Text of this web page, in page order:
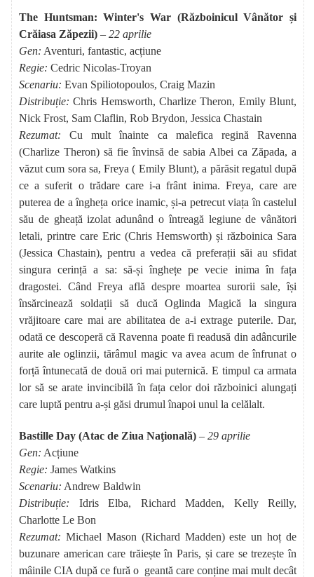
The Huntsman: Winter's War (Războinicul Vânător și
Crăiasa Zăpezii) – 22 aprilie
Gen: Aventuri, fantastic, acțiune
Regie: Cedric Nicolas-Troyan
Scenariu: Evan Spiliotopoulos, Craig Mazin
Distribuție: Chris Hemsworth, Charlize Theron, Emily Blunt,
Nick Frost, Sam Claflin, Rob Brydon, Jessica Chastain
Rezumat: Cu mult înainte ca malefica regină Ravenna
(Charlize Theron) să fie învinsă de sabia Albei ca Zăpada, a
văzut cum sora sa, Freya ( Emily Blunt), a părăsit regatul după
ce a suferit o trădare care i-a frânt inima. Freya, care are
puterea de a îngheța orice inamic, și-a petrecut viața în castelul
său de gheață izolat adunând o întreagă legiune de vânători
letali, printre care Eric (Chris Hemsworth) și războinica Sara
(Jessica Chastain), pentru a vedea că preferații săi au sfidat
singura cerință a sa: să-și înghețe pe vecie inima în fața
dragostei. Când Freya află despre moartea surorii sale, își
însărcinează soldații să ducă Oglinda Magică la singura
vrăjitoare care mai are abilitatea de a-i extrage puterile. Dar,
odată ce descoperă că Ravenna poate fi readusă din adâncurile
aurite ale oglinzii, tărâmul magic va avea acum de înfrunat o
forță întunecată de două ori mai puternică. E timpul ca armata
lor să se arate invincibilă în fața celor doi războinici alungați
care luptă pentru a-și găsi drumul înapoi unul la celălalt.
Bastille Day (Atac de Ziua Naţională) – 29 aprilie
Gen: Acțiune
Regie: James Watkins
Scenariu: Andrew Baldwin
Distribuție: Idris Elba, Richard Madden, Kelly Reilly,
Charlotte Le Bon
Rezumat: Michael Mason (Richard Madden) este un hoț de
buzunare american care trăiește în Paris, și care se trezește în
mâinile CIA după ce fură o geantă care conține mai mult decât